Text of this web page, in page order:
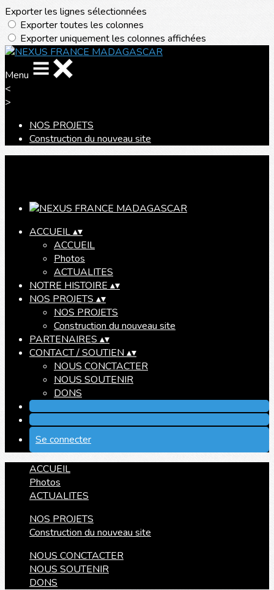
Exporter les lignes sélectionnées
Exporter toutes les colonnes
Exporter uniquement les colonnes affichées
Menu
<
>
NOS PROJETS
Construction du nouveau site
ACCUEIL▴▾
ACCUEIL
Photos
ACTUALITES
NOTRE HISTOIRE ▴▾
NOS PROJETS ▴▾
NOS PROJETS
Construction du nouveau site
PARTENAIRES ▴▾
CONTACT / SOUTIEN ▴▾
NOUS CONCTACTER
NOUS SOUTENIR
DONS
Se connecter
ACCUEIL
Photos
ACTUALITES
NOS PROJETS
Construction du nouveau site
NOUS CONCTACTER
NOUS SOUTENIR
DONS